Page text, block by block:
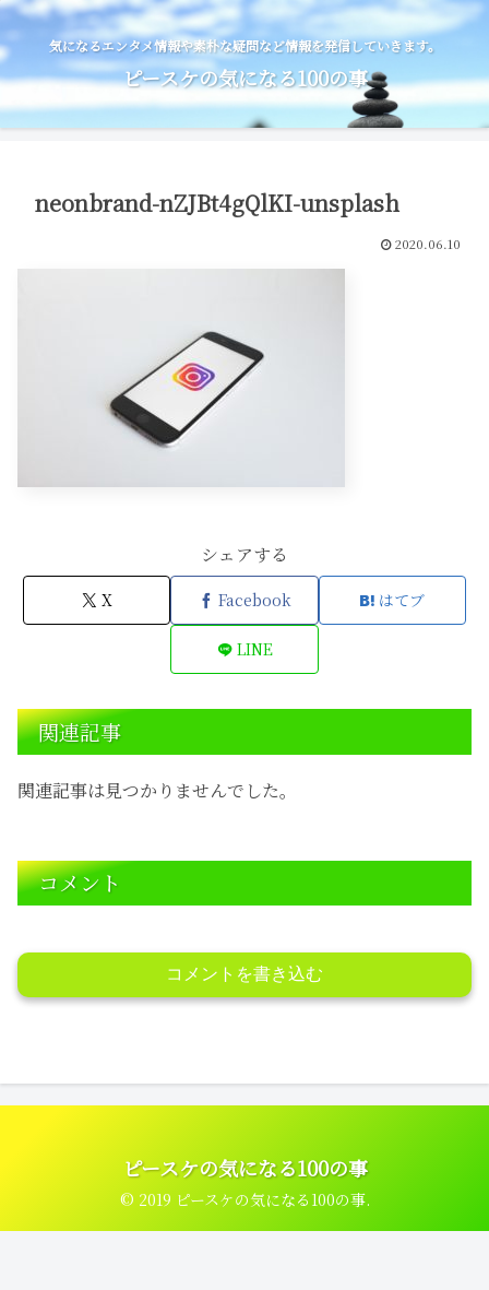
気になるエンタメ情報や素朴な疑問など情報を発信していきます。
ピースケの気になる100の事
neonbrand-nZJBt4gQlKI-unsplash
2020.06.10
シェアする
X Facebook はてブ
LINE
関連記事
関連記事は見つかりませんでした。
コメント
コメントを書き込む
ピースケの気になる100の事
© 2019 ピースケの気になる100の事.